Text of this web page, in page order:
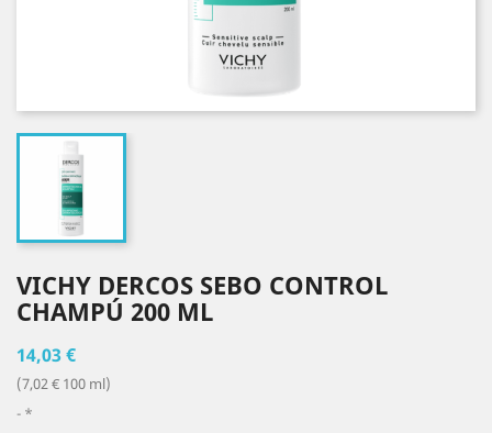
VICHY DERCOS SEBO CONTROL
CHAMPÚ 200 ML
14,03 €
(7,02 € 100 ml)
*